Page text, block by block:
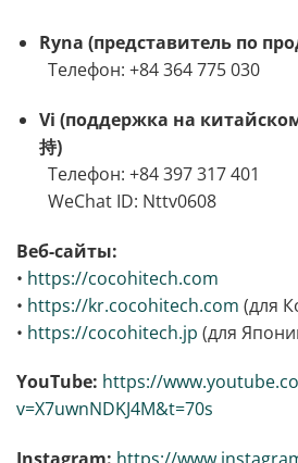
Ryna (представитель по
Телефон: +84 364 775 030
Vi (поддержка на
持)
Телефон: +84 397 317 401
WeChat ID: Nttv0608
Веб-сайты:
• https://cocohitech.com
• https://kr.cocohitech.com (для
• https://cocohitech.jp (для
YouTube: https://
v=X7uwnNDKJ4M&t=70s